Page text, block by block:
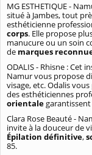
MG ESTHETIQUE -
situé à Jambes, tout
esthéticienne
corps. Elle propose
manucure ou un soin
de marques
ODALIS - Rhisne : Cet
Namur vous propose
visage, etc. Odalis
des esthéticiennes
orientalegarantissent
Clara Rose Beauté -
invite à la douceur de
Épilation définitive,
85.